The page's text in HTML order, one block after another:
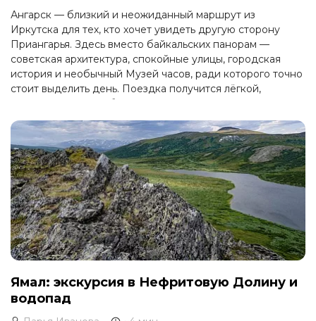
Ангарск — близкий и неожиданный маршрут из
Иркутска для тех, кто хочет увидеть другую сторону
Приангарья. Здесь вместо байкальских панорам —
советская архитектура, спокойные улицы, городская
история и необычный Музей часов, ради которого точно
стоит выделить день. Поездка получится лёгкой,
содержательной и без утомительной дороги.
Ямал: экскурсия в Нефритовую Долину и
водопад